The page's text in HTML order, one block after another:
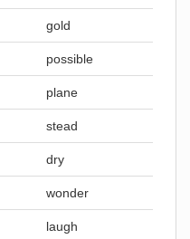
gold
possible
plane
stead
dry
wonder
laugh